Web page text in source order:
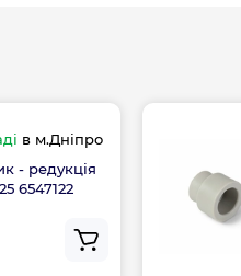
в м.Дніпро
- редукція
6547122